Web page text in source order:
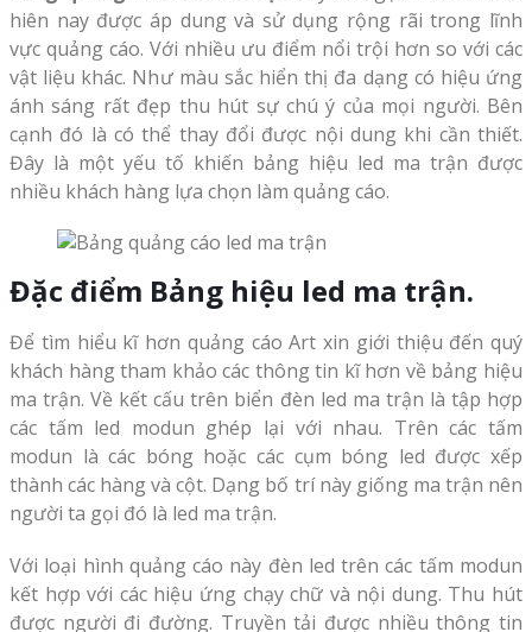
hiên nay được áp dung và sử dụng rộng rãi trong lĩnh
vực quảng cáo. Với nhiều ưu điểm nổi trội hơn so với các
vật liệu khác. Như màu sắc hiển thị đa dạng có hiệu ứng
ánh sáng rất đẹp thu hút sự chú ý của mọi người. Bên
cạnh đó là có thể thay đổi được nội dung khi cần thiết.
Đây là một yếu tố khiến bảng hiệu led ma trận được
nhiều khách hàng lựa chọn làm quảng cáo.
Đặc điểm Bảng hiệu led ma trận.
Để tìm hiểu kĩ hơn quảng cáo Art xin giới thiệu đến quý
khách hàng tham khảo các thông tin kĩ hơn về bảng hiệu
ma trận. Về kết cấu trên biển đèn led ma trận là tập hợp
các tấm led modun ghép lại với nhau. Trên các tấm
modun là các bóng hoặc các cụm bóng led được xếp
thành các hàng và cột. Dạng bố trí này giống ma trận nên
người ta gọi đó là led ma trận.
Với loại hình quảng cáo này đèn led trên các tấm modun
kết hợp với các hiệu ứng chạy chữ và nội dung. Thu hút
được người đi đường. Truyền tải được nhiều thông tin